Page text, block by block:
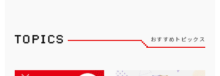
おすすめトピックス